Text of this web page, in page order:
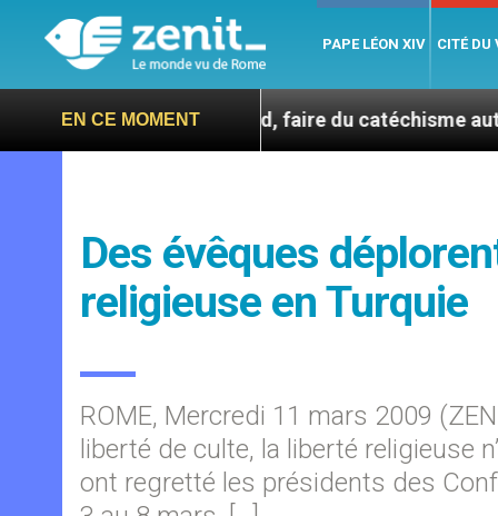
PAPE LÉON XIV CITÉ DU
EN CE MOMENT
En Corée du Sud, faire du catéchisme autrement
Des évêques
religieuse en Turquie
ROME, Mercredi 11 mars 2009
liberté de culte, la liberté religieuse
ont regretté les présidents des